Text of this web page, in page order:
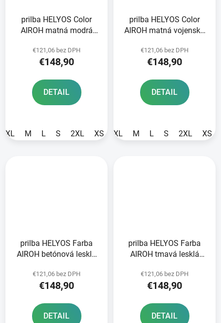
prilba HELYOS Color
AIROH matná modrá
€121,06 bez DPH
€148,90
DETAIL
XL M L S 2XL XS
prilba HELYOS Color
AIROH matná vojenská
€121,06 bez DPH
€148,90
DETAIL
XL M L S 2XL XS
prilba HELYOS Farba
AIROH betónová lesklá
€121,06 bez DPH
€148,90
DETAIL
prilba HELYOS Farba
AIROH tmavá lesklá
€121,06 bez DPH
€148,90
DETAIL